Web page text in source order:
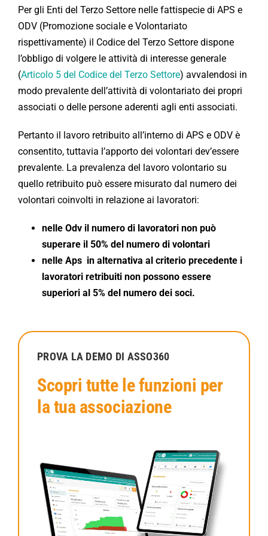
Per gli Enti del Terzo Settore nelle fattispecie di APS e
ODV (Promozione sociale e Volontariato
rispettivamente) il Codice del Terzo Settore dispone
l’obbligo di volgere le attività di interesse generale
(Articolo 5 del Codice del Terzo Settore) avvalendosi in
modo prevalente dell’attività di volontariato dei propri
associati o delle persone aderenti agli enti associati.
Pertanto il lavoro retribuito all’interno di APS e ODV è
consentito, tuttavia l’apporto dei volontari dev’essere
prevalente. La prevalenza del lavoro volontario su
quello retribuito può essere misurato dal numero dei
volontari coinvolti in relazione ai lavoratori:
nelle Odv il numero di lavoratori non può
superare il 50% del numero di volontari
nelle Aps in alternativa al criterio precedente i
lavoratori retribuiti non possono essere
superiori al 5% del numero dei soci.
PROVA LA DEMO DI ASSO360
Scopri tutte le funzioni per
la tua associazione